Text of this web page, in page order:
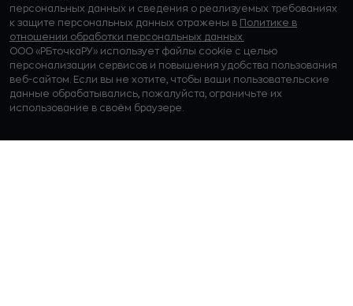
персональных данных и сведения о реализуемых требованиях
к защите персональных данных отражены в Политике в
отношении обработки персональных данных.
ООО «РБточкаРУ» использует файлы cookie с целью
персонализации сервисов и повышения удобства пользования
веб-сайтом. Если вы не хотите, чтобы ваши пользовательские
данные обрабатывались, пожалуйста, ограничьте их
использование в своём браузере.